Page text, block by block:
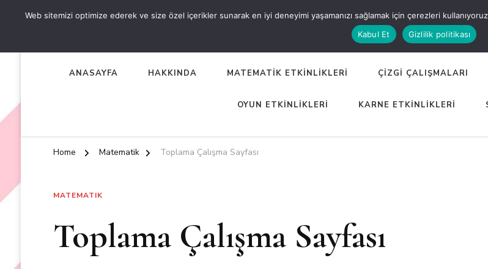
OKUL ÖNCESİ ETKİNLİKLER
ANASAYFA HAKKINDA MATEMATİK ETKİNLİKLERİ ÇİZGİ ÇALIŞMALARI
OYUN ETKİNLİKLERİ KARNE ETKİNLİKLERİ
Home Matematik Toplama Çalışma Sayfası
MATEMATIK
Toplama Çalışma Sayfası
Web sitemizi optimize ederek ve size özel içerikler sunarak en iyi deneyimi yaşamanızı sağlamak için çerezleri
Kabul Et
Gizlilik politikası